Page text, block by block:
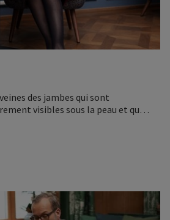
des jambes qui sont
visibles sous la peau et qui
Parfois, elles peuvent faire
Si vous ressentez l’un de ces
et d’éviter des complications
des varices, la compression peut